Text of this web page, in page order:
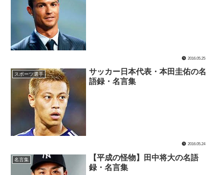
2016.05.25
スポーツ選手
サッカー日本代表・本田圭佑の名
語録・名言集
2016.05.24
名言集
【平成の怪物】田中将大の名語
録・名言集